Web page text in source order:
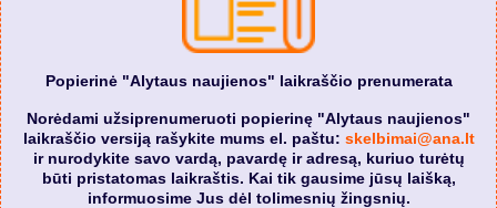
Popierinė "Alytaus naujienos" laikraščio prenumerata
Norėdami užsiprenumeruoti popierinę "Alytaus naujienos"
laikraščio versiją rašykite mums el. paštu: skelbimai@ana.lt
ir nurodykite savo vardą, pavardę ir adresą, kuriuo turėtų
būti pristatomas laikraštis. Kai tik gausime jūsų laišką,
informuosime Jus dėl tolimesnių žingsnių.